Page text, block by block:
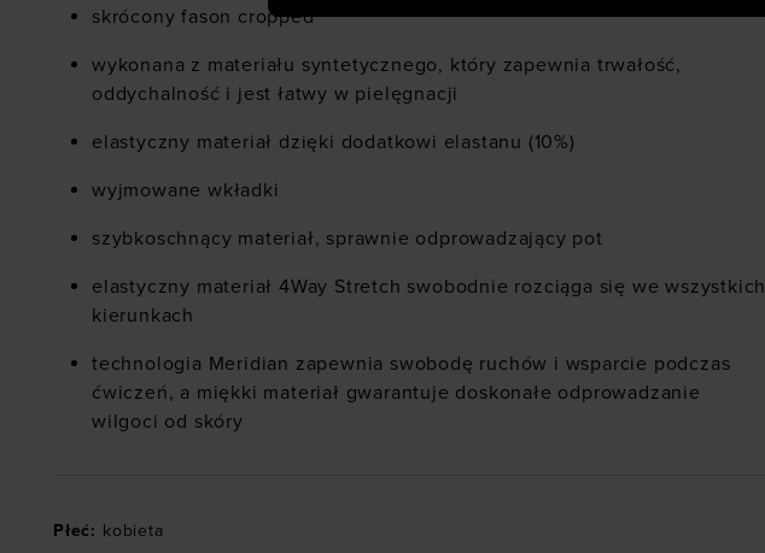
skrócony fason cropped
wykonana z materiału syntetycznego, który zapewnia trwałość,
oddychalność i jest łatwy w pielęgnacji
elastyczny materiał dzięki dodatkowi elastanu (10%)
wyjmowane wkładki
szybkoschnący materiał, sprawnie odprowadzający pot
elastyczny materiał 4Way Stretch swobodnie rozciąga się we wszystkich
kierunkach
technologia Meridian zapewnia swobodę ruchów i wsparcie podczas
ćwiczeń, a miękki materiał gwarantuje doskonałe odprowadzanie
wilgoci od skóry
Płeć: kobieta